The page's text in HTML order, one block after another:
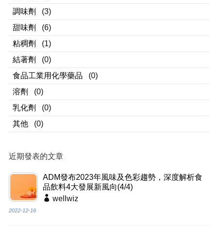
調味劑
(3)
甜味劑
(6)
粘稠劑
(1)
結著劑
(0)
食品工業用化學藥品
(0)
溶劑
(0)
乳化劑
(0)
其他
(0)
近期發表的文章
ADM發布2023年風味及色彩趨勢，深度解析食
品飲料4大發展新風向(4/4)
wellwiz
2022-12-16